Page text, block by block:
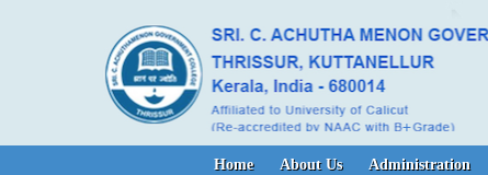
Home About Us Administration